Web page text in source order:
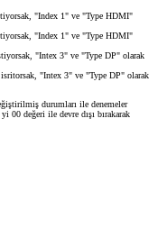
"Index 1" ve "Type HDMI"
"Index 1" ve "Type HDMI"
"Intex 3" ve "Type DP" olarak
"Intex 3" ve "Type DP" olarak
durumları ile denemeler
00 değeri ile devre dışı bırakarak